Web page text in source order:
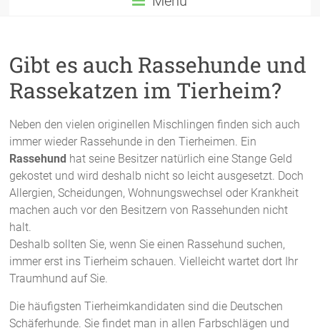
Gibt es auch Rassehunde und
Rassekatzen im Tierheim?
Neben den vielen originellen Mischlingen finden sich auch
immer wieder Rassehunde in den Tierheimen. Ein
Rassehund hat seine Besitzer natürlich eine Stange Geld
gekostet und wird deshalb nicht so leicht ausgesetzt. Doch
Allergien, Scheidungen, Wohnungswechsel oder Krankheit
machen auch vor den Besitzern von Rassehunden nicht
halt.
Deshalb sollten Sie, wenn Sie einen Rassehund suchen,
immer erst ins Tierheim schauen. Vielleicht wartet dort Ihr
Traumhund auf Sie.
Die häufigsten Tierheimkandidaten sind die Deutschen
Schäferhunde. Sie findet man in allen Farbschlägen und